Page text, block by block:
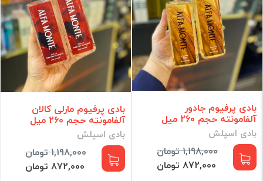
بادی پرفیوم جادور
آلفامونته حجم 260 میل
بادی اسپلش
1,198,000 تومان
872,000 تومان
بادی پرفیوم مارلی کالان
آلفامونته حجم 260 میل
بادی اسپلش
1,198,000 تومان
872,000 تومان